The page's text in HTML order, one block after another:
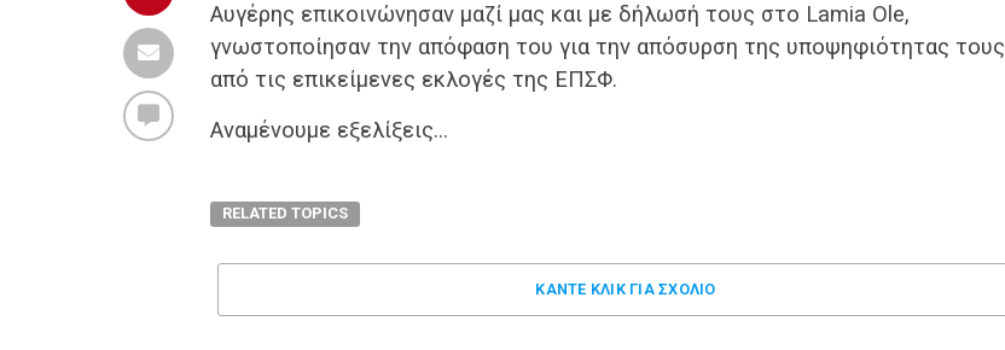
Αυγέρης επικοινώνησαν μαζί μας και με δήλωσή τους στο Lamia Ole,
γνωστοποίησαν την απόφαση του για την απόσυρση της υποψηφιότητας τους
από τις επικείμενες εκλογές της ΕΠΣΦ.
Αναμένουμε εξελίξεις…
RELATED TOPICS
ΚΑΝΤΕ ΚΛΊΚ ΓΙΑ ΣΧΌΛΙΟ